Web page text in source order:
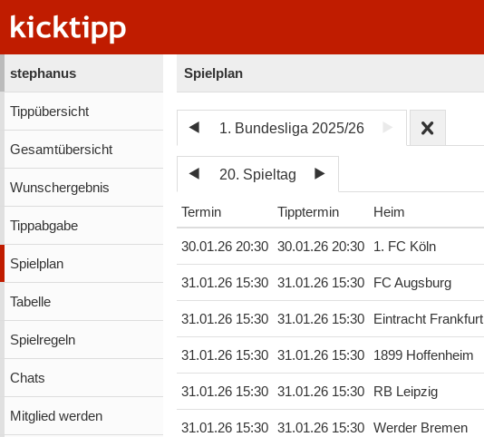
stephanus
Tippübersicht
Gesamtübersicht
Wunschergebnis
Tippabgabe
Spielplan
Tabelle
Spielregeln
Chats
Mitglied werden
Spielplan
1. Bundesliga 2025/26
20. Spieltag
Termin Tipptermin Heim
30.01.26 20:30 30.01.26 20:30 1. FC Köln
31.01.26 15:30 31.01.26 15:30 FC Augsburg
31.01.26 15:30 31.01.26 15:30 Eintracht Frankfurt
31.01.26 15:30 31.01.26 15:30 1899 Hoffenheim
31.01.26 15:30 31.01.26 15:30 RB Leipzig
31.01.26 15:30 31.01.26 15:30 Werder Bremen